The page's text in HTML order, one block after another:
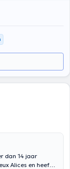
dan 14 jaar
Alices en heeft